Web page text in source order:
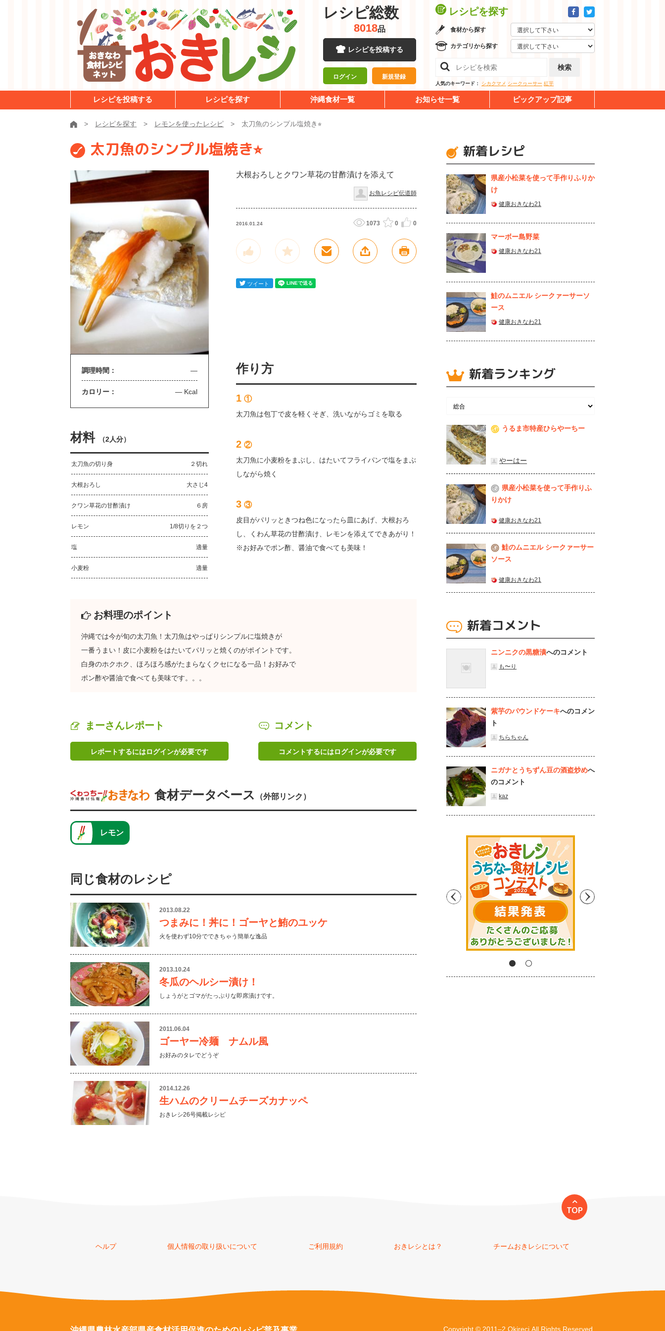
レシピ総数
8018品
レシピを投稿する
ログイン 新規登録
レシピを探す
食材から探す
カテゴリから探す
検索
人気のキーワード： シカクマメ シークヮーサー 紅芋
レシピを投稿する レシピを探す 沖縄食材一覧 お知らせ一覧 ピックアップ記事
レシピを探す レモンを使ったレシピ 太刀魚のシンプル塩焼き⭐︎
太刀魚のシンプル塩焼き⭐︎
大根おろしとクワン草花の甘酢漬けを添えて
お魚レシピ伝道師
2016.01.24 1073 0 0
調理時間： —
カロリー： — Kcal
材料 （2人分）
太刀魚の切り身 ２切れ
大根おろし 大さじ4
クワン草花の甘酢漬け ６房
レモン 1/8切りを２つ
塩 適量
小麦粉 適量
作り方
1 ①
太刀魚は包丁で皮を軽くそぎ、洗いながらゴミを取る
2 ②
太刀魚に小麦粉をまぶし、はたいてフライパンで塩をまぶ
しながら焼く
3 ③
皮目がパリッときつね色になったら皿にあげ、大根おろ
し、くわん草花の甘酢漬け、レモンを添えてできあがり！
※お好みでポン酢、醤油で食べても美味！
お料理のポイント
沖縄では今が旬の太刀魚！太刀魚はやっぱりシンプルに塩焼きが
一番うまい！皮に小麦粉をはたいてパリッと焼くのがポイントです。
白身のホクホク、ほろほろ感がたまらなくクセになる一品！お好みで
ポン酢や醤油で食べても美味です。。。
まーさんレポート
レポートするにはログインが必要です
コメント
コメントするにはログインが必要です
食材データベース （外部リンク）
レモン
同じ食材のレシピ
2013.08.22
つまみに！丼に！ゴーヤと鮪のユッケ
火を使わず10分でできちゃう簡単な逸品
2013.10.24
冬瓜のヘルシー漬け！
しょうがとゴマがたっぷりな即席漬けです。
2011.06.04
ゴーヤー冷麺 ナムル風
お好みのタレでどうぞ
2014.12.26
生ハムのクリームチーズカナッペ
おきレシ26号掲載レシピ
新着レシピ
県産⼩松菜を使って⼿作りふりか
け
健康おきなわ21
マーボー島野菜
健康おきなわ21
鮭のムニエル シークァーサーソ
ース
健康おきなわ21
新着ランキング
1 うるま市特産ひらやーちー
やーはー
2
県産⼩松菜を使って⼿作りふ
りかけ
健康おきなわ21
3
鮭のムニエル シークァーサー
ソース
健康おきなわ21
新着コメント
ニンニクの黒糖漬へのコメント
も〜り
紫芋のパウンドケーキへのコメン
ト
ちらちゃん
ニガナとうちずん豆の酒盗炒めへ
のコメント
kaz
TOP
ヘルプ 個人情報の取り扱いについて ご利用規約 おきレシとは？ チームおきレシについて
Copyright © 2011–2 Okireci.All Rights Reserved.